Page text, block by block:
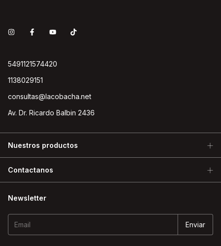
5491121574420
1138029151
consultas@lacobacha.net
Av. Dr. Ricardo Balbin 2436
Nuestros productos
Contactanos
Newsletter